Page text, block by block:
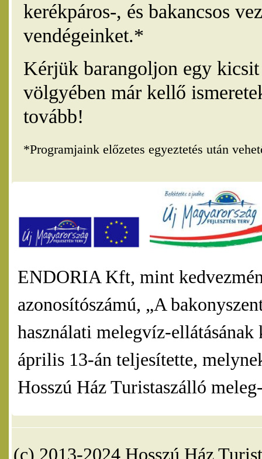
kerékpáros-, és bakancsos
vendégeinket.*
Kérjük barangoljon egy
völgyében már kellő
tovább!
*Programjaink előzetes egyeztetés után
ENDORIA Kft, mint
azonosítószámú, „A
használati melegvíz-
április 13-án teljesítette,
Hosszú Ház Turistaszálló
(c) 2013-2024 Hosszú Ház